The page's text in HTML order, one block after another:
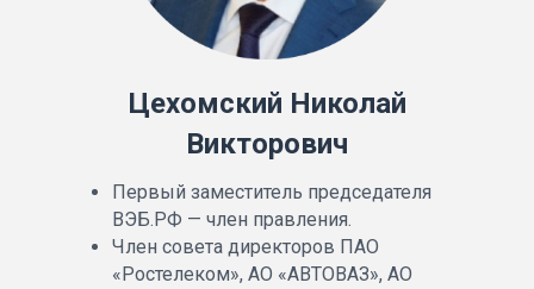
Первый заместитель председателя
ВЭБ.РФ — член правления.
Член совета директоров ПАО
«Ростелеком», АО «АВТОВАЗ», АО
Цехомский Николай
Викторович